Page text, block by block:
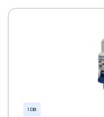
1 DB